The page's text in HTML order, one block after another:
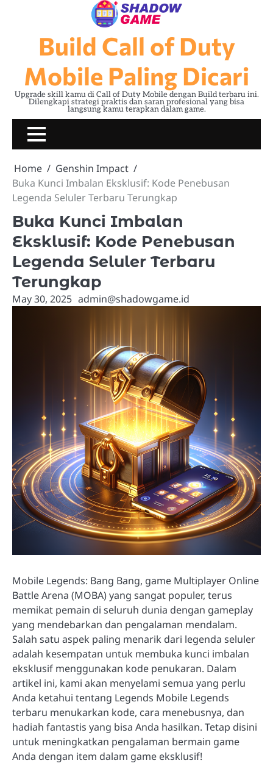
Build Call of Duty
Mobile Paling Dicari
Upgrade skill kamu di Call of Duty Mobile dengan Build terbaru ini.
Dilengkapi strategi praktis dan saran profesional yang bisa
langsung kamu terapkan dalam game.
Home
Genshin Impact
Buka Kunci Imbalan Eksklusif: Kode Penebusan
Legenda Seluler Terbaru Terungkap
Buka Kunci Imbalan
Eksklusif: Kode Penebusan
Legenda Seluler Terbaru
Terungkap
May 30, 2025 admin@shadowgame.id
Mobile Legends: Bang Bang, game Multiplayer Online
Battle Arena (MOBA) yang sangat populer, terus
memikat pemain di seluruh dunia dengan gameplay
yang mendebarkan dan pengalaman mendalam.
Salah satu aspek paling menarik dari legenda seluler
adalah kesempatan untuk membuka kunci imbalan
eksklusif menggunakan kode penukaran. Dalam
artikel ini, kami akan menyelami semua yang perlu
Anda ketahui tentang Legends Mobile Legends
terbaru menukarkan kode, cara menebusnya, dan
hadiah fantastis yang bisa Anda hasilkan. Tetap disini
untuk meningkatkan pengalaman bermain game
Anda dengan item dalam game eksklusif!